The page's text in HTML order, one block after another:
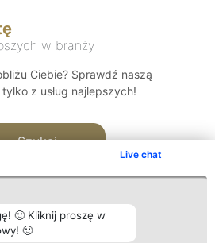
Live chat
🙂 Kliknij proszę w
🙂
w branży
Ciebie? Sprawdź naszą
z usług najlepszych!
Szukaj